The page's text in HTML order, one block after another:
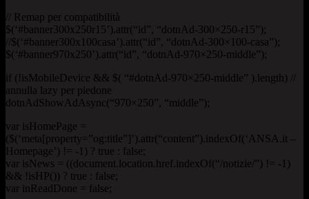
// Remap per compatibilità
$(‘#banner300x250r15’).attr(“id”, “dotnAd-300×250-r15”);
//$(‘#banner300x100casa’).attr(“id”, “dotnAd-300×100-casa”);
$(‘#banner970x250’).attr(“id”, “dotnAd-970×250-middle”);
if (!isMobileDevice && $( “#dotnAd-970×250-middle” ).length) //
annulla lazy per piedone
dotnAdShowAdAsync(“970×250”, “middle”);
var isHomePage =
($(‘meta[property=”og:title”]’).attr(“content”).indexOf(‘ANSA.it –
Homepage’) != -1) ? true : false;
var isNews = ((document.location.href.indexOf(“/notizie/”) != -1)
&& !isHP()) ? true : false;
var inReadDone = false;